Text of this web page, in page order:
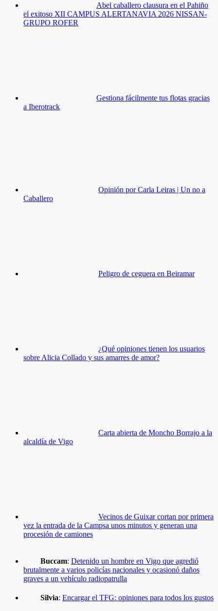
Abel caballero clausura en el Pahiño
el exitoso XII CAMPUS ALERTANAVIA 2026 NISSAN-
GRUPO ROFER
Gestiona fácilmente tus flotas gracias
a Iberotrack
Opinión por Carla Leiras | Un no a
Caballero
Peligro de ceguera en Beiramar
¿Qué opiniones tienen los usuarios
sobre Alicia Collado y sus amarres de amor?
Carta abierta de Moncho Borrajo a la
alcaldía de Vigo
Vecinos de Guixar cortan por primera
vez la entrada de la Campsa unos minutos y generan una
procesión de camiones
Buccam: Detenido un hombre en Vigo que agredió
brutalmente a varios policías nacionales y ocasionó daños
graves a un vehículo radiopatrulla
Silvia: Encargar el TFG: opiniones para todos los gustos